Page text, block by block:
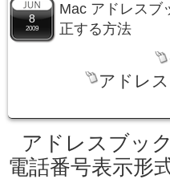
8
2009
Mac アドレスブ
正する方法
アドレ
アドレスブッ
電話番号表示形